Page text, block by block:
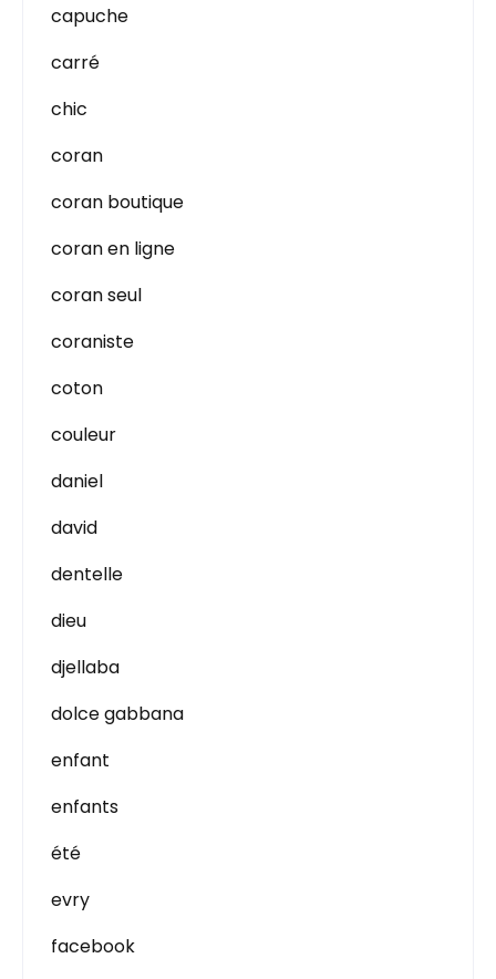
capuche
carré
chic
coran
coran boutique
coran en ligne
coran seul
coraniste
coton
couleur
daniel
david
dentelle
dieu
djellaba
dolce gabbana
enfant
enfants
été
evry
facebook